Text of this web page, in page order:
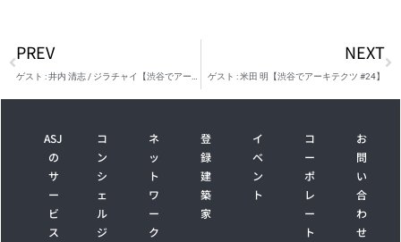
PREV NEXT
ゲスト : 米田 明【渋谷でアーキテクツ #24】
ASJ
の
サ
ー
ビ
ス
コ
ン
シ
ェ
ル
ジ
ネ
ッ
ト
ワ
ー
ク
登
録
建
築
家
イ
ベ
ン
ト
コ
ー
ポ
レ
ー
ト
お
問
い
合
わ
せ